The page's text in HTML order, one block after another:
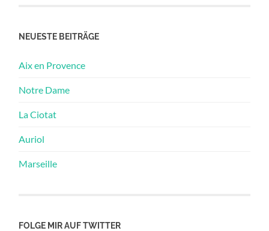
NEUESTE BEITRÄGE
Aix en Provence
Notre Dame
La Ciotat
Auriol
Marseille
FOLGE MIR AUF TWITTER